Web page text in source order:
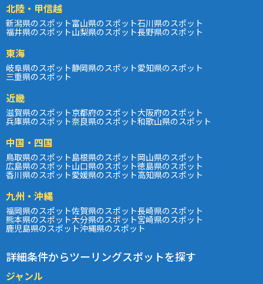
北陸・甲信越
新潟県のスポット富山県のスポット石川県のスポット
福井県のスポット山梨県のスポット長野県のスポット
東海
岐阜県のスポット静岡県のスポット愛知県のスポット
三重県のスポット
近畿
滋賀県のスポット京都府のスポット大阪府のスポット
兵庫県のスポット奈良県のスポット和歌山県のスポット
中国・四国
鳥取県のスポット島根県のスポット岡山県のスポット
広島県のスポット山口県のスポット徳島県のスポット
香川県のスポット愛媛県のスポット高知県のスポット
九州・沖縄
福岡県のスポット佐賀県のスポット長崎県のスポット
熊本県のスポット大分県のスポット宮崎県のスポット
鹿児島県のスポット沖縄県のスポット
詳細条件からツーリングスポットを探す
ジャンル